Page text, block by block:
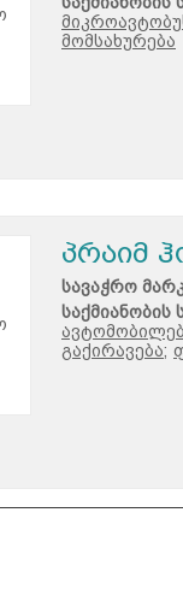
მომსახურება
პრაიმ
სავაჭრო
საქმიანობის
გაქირავება;